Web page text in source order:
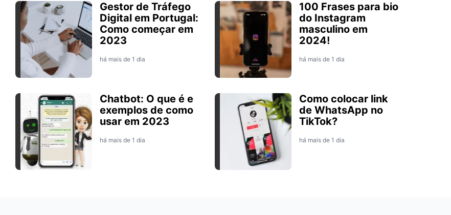
Gestor de Tráfego
Digital em Portugal:
Como começar em
2023
há mais de 1 dia
100 Frases para bio
do Instagram
masculino em
2024!
há mais de 1 dia
Chatbot: O que é e
exemplos de como
usar em 2023
há mais de 1 dia
Como colocar link
de WhatsApp no
TikTok?
há mais de 1 dia